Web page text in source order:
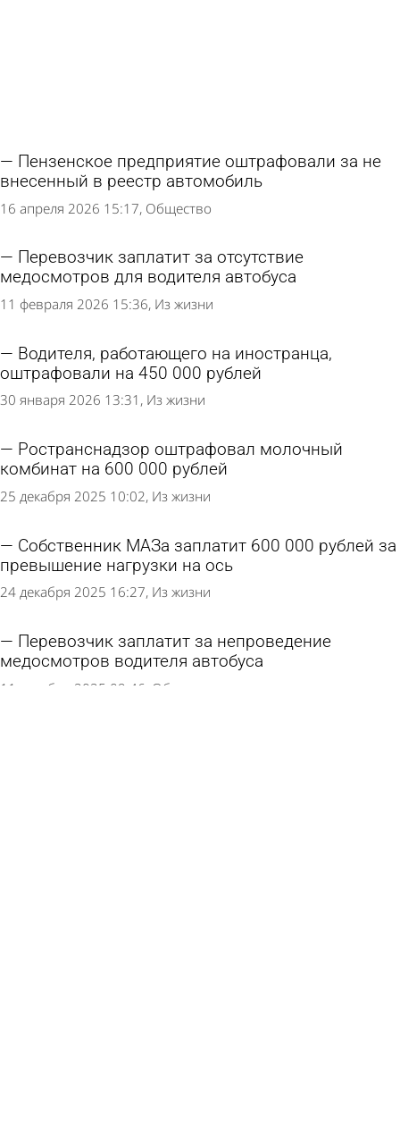
Пензенское предприятие оштрафовали за не
внесенный в реестр автомобиль
16 апреля 2026 15:17 Общество
Перевозчик заплатит за отсутствие
медосмотров для водителя автобуса
11 февраля 2026 15:36 Из жизни
Водителя, работающего на иностранца,
оштрафовали на 450 000 рублей
30 января 2026 13:31 Из жизни
Ространснадзор оштрафовал молочный
комбинат на 600 000 рублей
25 декабря 2025 10:02 Из жизни
Собственник МАЗа заплатит 600 000 рублей за
превышение нагрузки на ось
24 декабря 2025 16:27 Из жизни
Перевозчик заплатит за непроведение
медосмотров водителя автобуса
11 декабря 2025 09:46 Общество